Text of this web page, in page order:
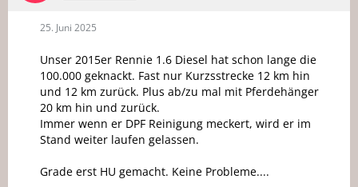
25. Juni 2025
Unser 2015er Rennie 1.6 Diesel hat schon lange die
100.000 geknackt. Fast nur Kurzsstrecke 12 km hin
und 12 km zurück. Plus ab/zu mal mit Pferdehänger
20 km hin und zurück.
Immer wenn er DPF Reinigung meckert, wird er im
Stand weiter laufen gelassen.
Grade erst HU gemacht. Keine Probleme....